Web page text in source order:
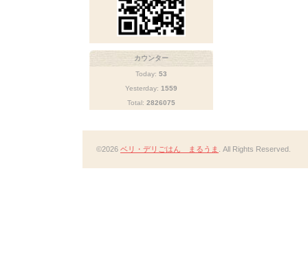
カウンター
Today: 53
Yesterday: 1559
Total: 2826075
©2026 ベリ・デリごはん まるうま . All Rights Reserved.